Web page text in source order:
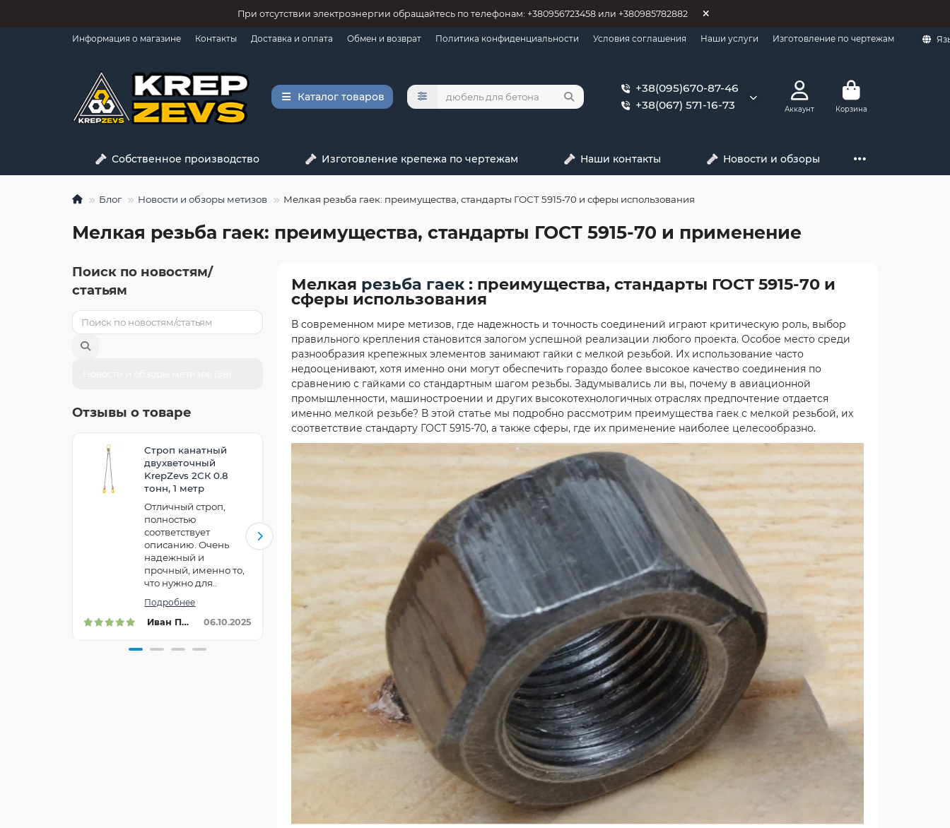
При отсутствии электроэнергии обращайтесь по телефонам: +380956723458 или +380985782882
Информация о магазине Контакты Доставка и оплата Обмен и возврат Политика конфиденциальности Условия соглашения Наши услуги Изготовление по чертежам
Каталог товаров
+38(095)670-87-46
+38(067) 571-16-73
Аккаунт Корзина
Собственное производство Изготовление крепежа по чертежам Наши контакты Новости и обзоры
Блог Новости и обзоры метизов Мелкая резьба гаек: преимущества, стандарты ГОСТ 5915‑70 и сферы использования
Мелкая резьба гаек: преимущества, стандарты ГОСТ 5915-70 и применение
Поиск по новостям/
статьям
Отзывы о товаре
Cтроп канатный
двухветочный
KrepZevs 2СК 0.8
тонн, 1 метр
Отличный строп,
полностью
соответствует
описанию. Очень
надежный и
прочный, именно то,
что нужно для..
Подробнее
Иван Петрович
06.10.2025
KrepZevs 2СК 0.8
KrepZevs 2СК для
роботи на складі.
Дуже задоволений
якістю та надійністю.
Піднімає ван..
Подробнее
Олег Петрович
Cтроп канатный
двухветочный
KrepZevs 2СК 0.8
тонн, 2 метра
Отличный строп,
полностью оправдал
ожидания! Очень
надежный и удобный
в использовании,
особенно пора..
Подробнее
05.10.2025
Отличный редуктор,
брал для лифта.
Работает как часы,
никаких нареканий.
Очень доволен
качеством сбо..
Подробнее
24.09.2025
Мелкая резьба гаек : преимущества, стандарты ГОСТ 5915-70 и
сферы использования
В современном мире метизов, где надежность и точность соединений играют критическую роль, выбор
правильного крепления становится залогом успешной реализации любого проекта. Особое место среди
разнообразия крепежных элементов занимают гайки с мелкой резьбой. Их использование часто
недооценивают, хотя именно они могут обеспечить гораздо более высокое качество соединения по
сравнению с гайками со стандартным шагом резьбы. Задумывались ли вы, почему в авиационной
промышленности, машиностроении и других высокотехнологичных отраслях предпочтение отдается
именно мелкой резьбе? В этой статье мы подробно рассмотрим преимущества гаек с мелкой резьбой, их
соответствие стандарту ГОСТ 5915-70, а также сферы, где их применение наиболее целесообразно.